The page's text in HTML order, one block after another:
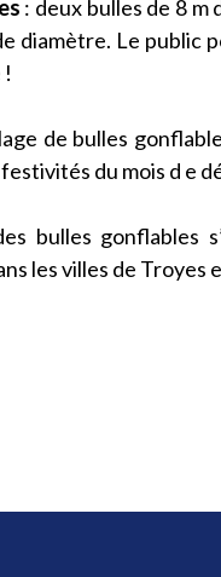
: deux bulles de 8
diamètre. Le public
de bulles
du mois d e
bulles gonflables
les villes de Troyes